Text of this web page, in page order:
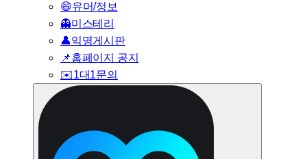
😄유머/정보
👻미스테리
👤익명게시판
📌홈페이지 공지
✉️1대1문의